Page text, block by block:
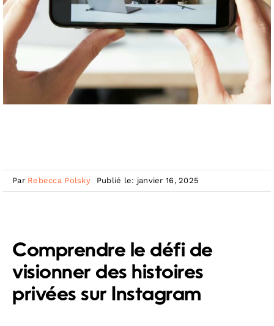
Par Rebecca Polsky Publié le: janvier 16, 2025
Comprendre le défi de
visionner des histoires
privées sur Instagram